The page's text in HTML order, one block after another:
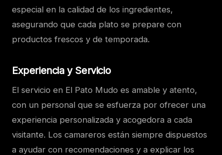
especial en la calidad de los ingredientes,
asegurando que cada plato se prepare con
productos frescos y de temporada.
Experiencia y Servicio
El servicio en El Pato Mudo es amable y atento,
con un personal que se esfuerza por ofrecer una
experiencia personalizada y acogedora a cada
visitante. Los camareros están siempre dispuestos
a ayudar con recomendaciones y a explicar los